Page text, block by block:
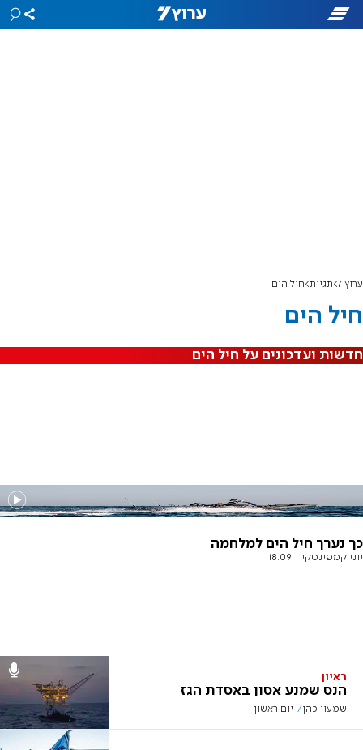
ערוץ 7 תגיות חיל הים
חיל הים
חדשות ועדכונים על חיל הים
כך נערך חיל הים למלחמה
יוני קמפינסקי 18:09
ראיון
הנס שמנע אסון באסדת הגז
שמעון כהן יום ראשון